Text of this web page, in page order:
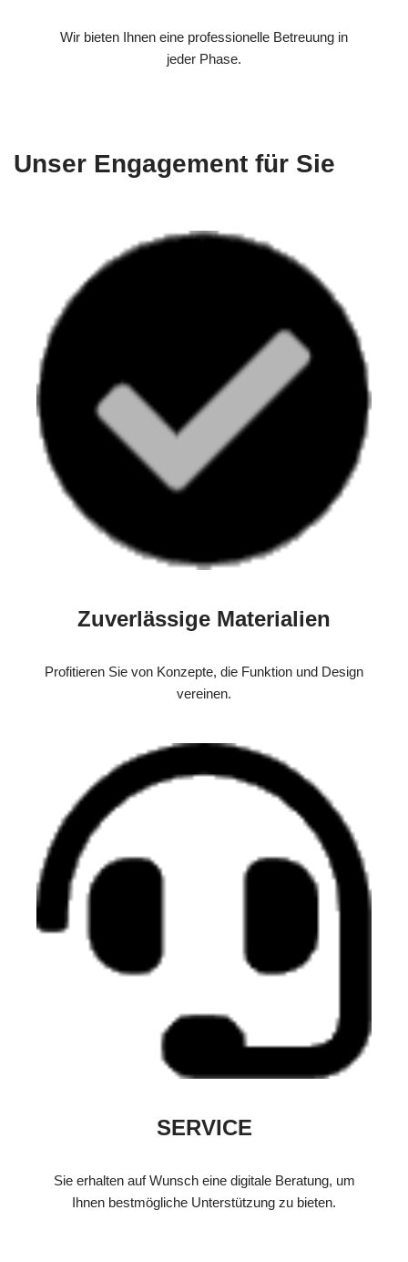
Wir bieten Ihnen eine professionelle Betreuung in
jeder Phase.
Unser Engagement für Sie
Zuverlässige Materialien
Profitieren Sie von Konzepte, die Funktion und Design
vereinen.
SERVICE
Sie erhalten auf Wunsch eine digitale Beratung, um
Ihnen bestmögliche Unterstützung zu bieten.